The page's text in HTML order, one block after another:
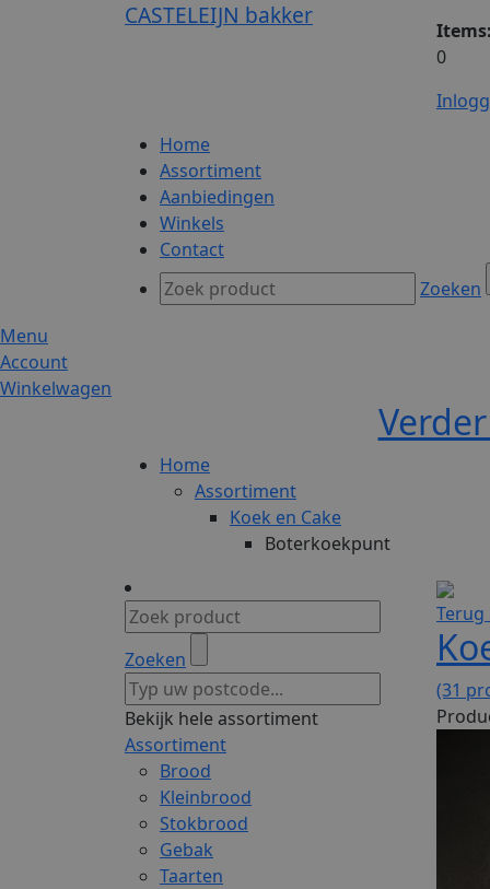
CASTELEIJN bakker
Items:
0
Home
Assortiment
Aanbiedingen
Winkels
Contact
Zoeken
Menu
Account
Winkelwagen
Home
Assortiment
Koek en Cake
Boterkoekpunt
Zoeken
Bekijk hele assortiment
Assortiment
Brood
Kleinbrood
Stokbrood
Gebak
Taarten
(31